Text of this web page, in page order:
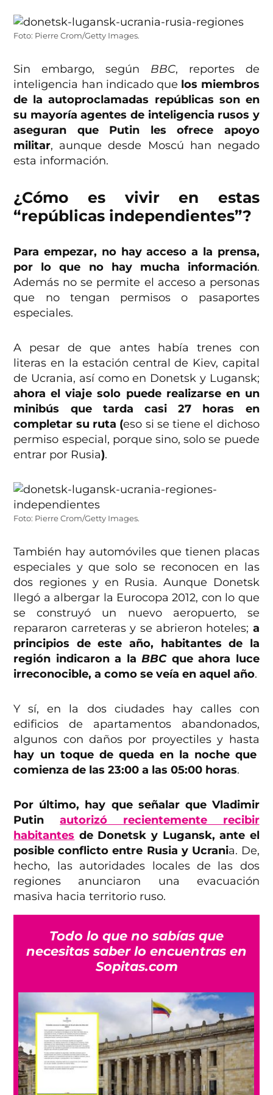
Foto: Pierre Crom/Getty Images.
Sin embargo, según BBC, reportes de
inteligencia han indicado que los miembros
de la autoproclamadas repúblicas son en
su mayoría agentes de inteligencia rusos y
aseguran que Putin les ofrece apoyo
militar, aunque desde Moscú han negado
esta información.
¿Cómo es vivir en estas
“repúblicas independientes”?
Para empezar, no hay acceso a la prensa,
por lo que no hay mucha información.
Además no se permite el acceso a personas
que no tengan permisos o pasaportes
especiales.
A pesar de que antes había trenes con
literas en la estación central de Kiev, capital
de Ucrania, así como en Donetsk y Lugansk;
ahora el viaje solo puede realizarse en un
minibús que tarda casi 27 horas en
completar su ruta (eso si se tiene el dichoso
permiso especial, porque sino, solo se puede
entrar por Rusia).
Foto: Pierre Crom/Getty Images.
También hay automóviles que tienen placas
especiales y que solo se reconocen en las
dos regiones y en Rusia. Aunque Donetsk
llegó a albergar la Eurocopa 2012, con lo que
se construyó un nuevo aeropuerto, se
repararon carreteras y se abrieron hoteles; a
principios de este año, habitantes de la
región indicaron a laBBCque ahora luce
irreconocible, a como se veía en aquel año.
Y sí, en la dos ciudades hay calles con
edificios de apartamentos abandonados,
algunos con daños por proyectiles y hasta
hay un toque de queda en la noche que
comienza de las 23:00 a las 05:00 horas.
Por último, hay que señalar que Vladimir
Putinautorizó recientemente recibir
habitantes de Donetsk y Lugansk, ante el
posible conflicto entre Rusia y Ucrania. De,
hecho, las autoridades locales de las dos
regiones anunciaron una evacuación
masiva hacia territorio ruso.
Todo lo que no sabías que
necesitas saber lo encuentras en
Sopitas.com